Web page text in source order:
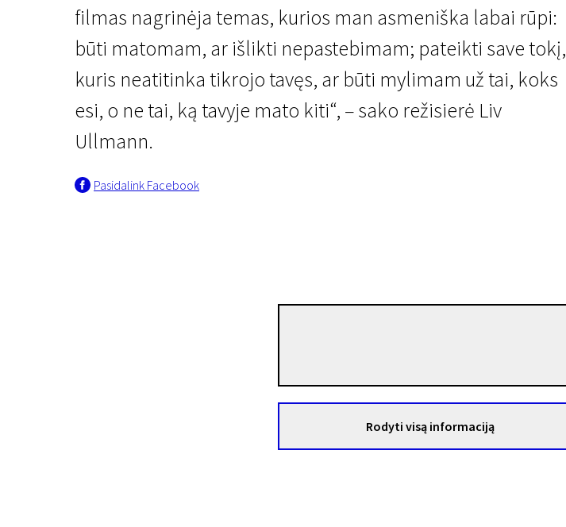
Freken Julija
2 val. 9 min. | Drama | N/A
filmas nagrinėja temas, kurios man asmeniška labai rūpi:
būti matomam, ar išlikti nepastebimam; pateikti save tokį,
kuris neatitinka tikrojo tavęs, ar būti mylimam už tai, koks
esi, o ne tai, ką tavyje mato kiti“, – sako režisierė Liv
Ullmann.
Pasidalink Facebook
Rodyti visą informaciją